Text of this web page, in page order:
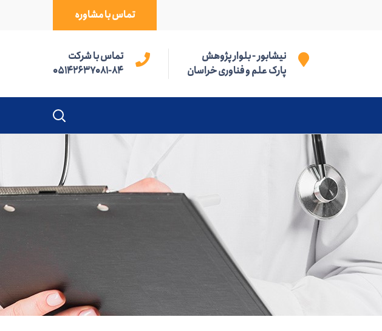
تماس با مشاوره
نیشابور - بلوار پژوهش
پارک علم و فناوری خراسان
تماس با شرکت
05142637081-84